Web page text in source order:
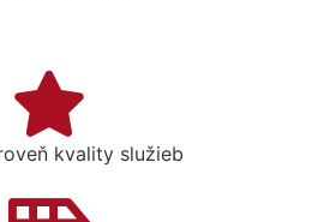
kvality služieb